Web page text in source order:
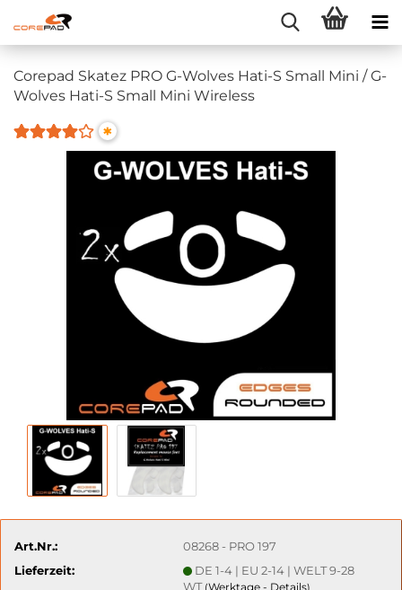
Corepad Skatez PRO G-Wolves Hati-S Small Mini / G-
Wolves Hati-S Small Mini Wireless
*
Art.Nr.:
08268 - PRO 197
Lieferzeit:
DE 1-4 | EU 2-14 | WELT 9-28
WT (Werktage - Details)